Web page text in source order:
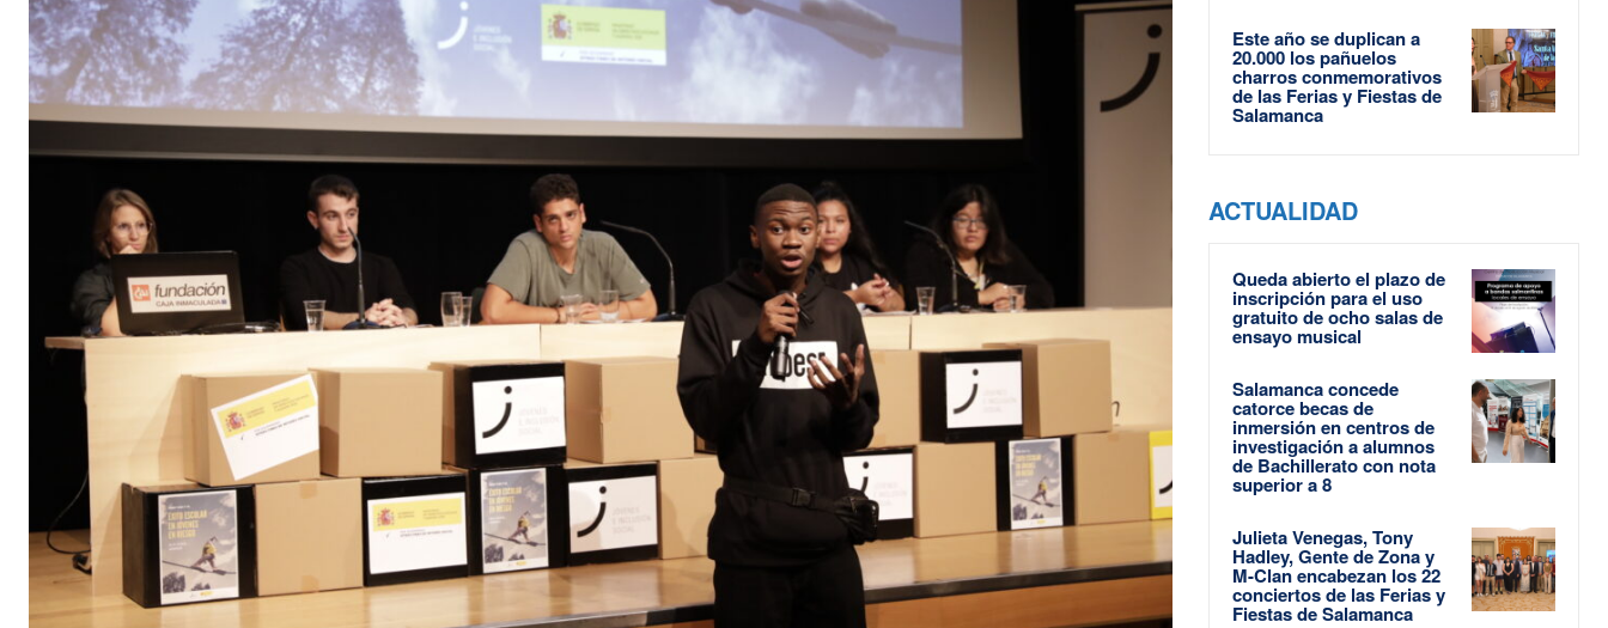
Este año se duplican a
20.000 los pañuelos
charros conmemorativos
de las Ferias y Fiestas de
Salamanca
ACTUALIDAD
Queda abierto el plazo de
inscripción para el uso
gratuito de ocho salas de
ensayo musical
Salamanca concede
catorce becas de
inmersión en centros de
investigación a alumnos
de Bachillerato con nota
superior a 8
Julieta Venegas, Tony
Hadley, Gente de Zona y
M-Clan encabezan los 22
conciertos de las Ferias y
Fiestas de Salamanca